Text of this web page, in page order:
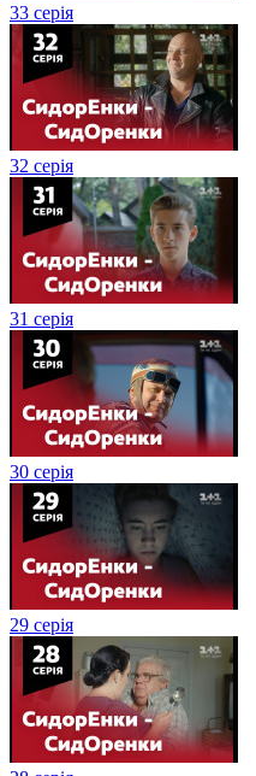
33 серія
32 серія
31 серія
30 серія
29 серія